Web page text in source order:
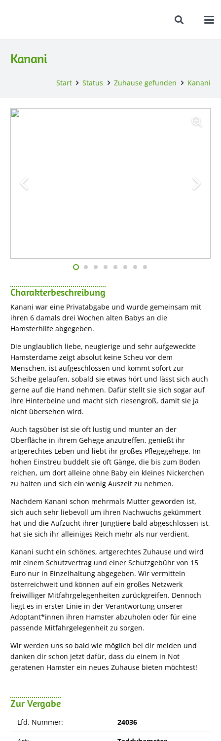
Kanani
Start Status Zuhause gefunden Kanani
Charakterbeschreibung
Kanani war eine Privatabgabe und wurde gemeinsam mit
ihren 6 damals drei Wochen alten Babys an die
Hamsterhilfe abgegeben.
Die unglaublich liebe, neugierige und sehr aufgeweckte
Hamsterdame zeigt absolut keine Scheu vor dem
Menschen, ist aufgeschlossen und kommt sofort zur
Scheibe gelaufen, sobald sie etwas hört und lässt sich auch
gerne auf die Hand nehmen. Dafür stellt sie sich sogar auf
ihre Hinterbeine und macht sich riesengroß, damit sie ja
nicht übersehen wird.
Auch tagsüber ist sie oft lustig und munter an der
Oberfläche in ihrem Gehege anzutreffen, genießt ihr
artgerechtes Leben und liebt ihr großes Pflegegehege. Im
hohen Einstreu buddelt sie oft Gänge, die bis zum Boden
reichen, um dort alleine ohne Baby ein kleines Nickerchen
zu halten und sich ein wenig Auszeit zu nehmen.
Nachdem Kanani schon mehrmals Mutter geworden ist,
sich auch sehr liebevoll um ihren Nachwuchs gekümmert
hat und die Aufzucht ihrer Jungtiere bald abgeschlossen ist,
hat sie sich ihr alleiniges Reich mehr als nur verdient.
Kanani sucht ein schönes, artgerechtes Zuhause und wird
mit einem Schutzvertrag und einer Schutzgebühr von 15
Euro nur in Einzelhaltung abgegeben. Wir vermitteln
österreichweit und können auf ein großes Netzwerk
freiwilliger Mitfahrgelegenheiten zurückgreifen. Dennoch
liegt es in erster Linie in der Verantwortung unserer
Adoptant*innen ihren Hamster abzuholen oder für eine
passende Mitfahrgelegenheit zu sorgen.
Wir werden uns so bald wie möglich bei dir melden und
danken dir schon jetzt dafür, dass du einem in Not
geratenen Hamster ein neues Zuhause bieten möchtest!
Zur Vergabe
Lfd. Nummer: 24036